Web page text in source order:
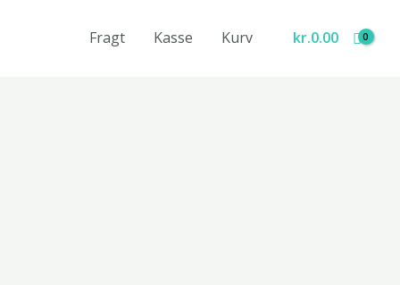
Fragt Kasse Kurv kr.0.00